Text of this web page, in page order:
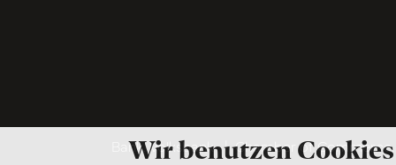
Bank. Volksbank | Chamber of Commerce.
Wir benutzen